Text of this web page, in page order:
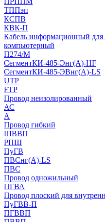
ТППэп
КСПВ
КВК-П
Кабель информационный для
компьютерный
П274/М
СегментКИ-485-Энг(А)-HF
СегментКИ-485-ЭВнг(А)-LS
UTP
FTP
Провод неизолированный
АС
А
Провод гибкий
ШВВП
РПШ
ПуГВ
ПВСнг(А)-LS
ПВС
Провод одножильный
ПГВА
Провод плоский для
ПуГВВ-П
ПГВВП